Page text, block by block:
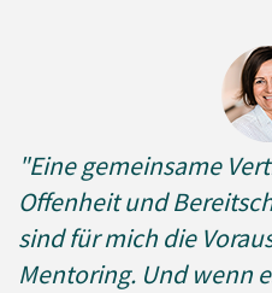
"Eine gemeinsame
Offenheit und
sind für mich die
Mentoring. Und wenn